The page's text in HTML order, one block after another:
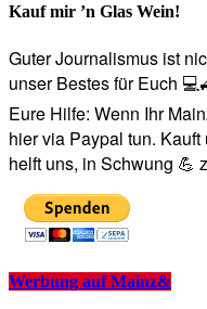
Kauf mir ’n Glas Wein!
Guter Journalismus ist
unser Bestes für Euch
Eure Hilfe: Wenn Ihr
hier via Paypal tun.
helft uns, in Schwung 💪
Werbung auf Mainz&